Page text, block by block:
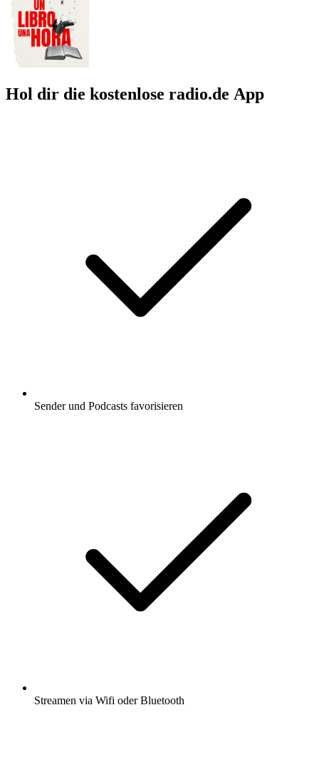
Hol dir die kostenlose radio.de App
Sender und Podcasts favorisieren
Streamen via Wifi oder Bluetooth